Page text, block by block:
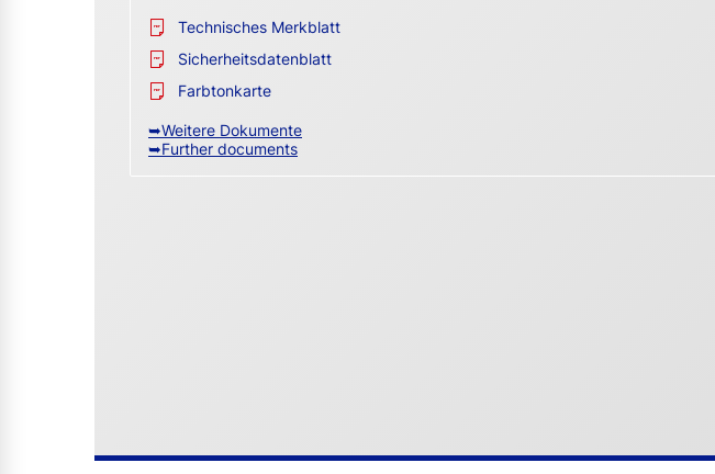
Technisches Merkblatt
Sicherheitsdatenblatt
Farbtonkarte
➥Weitere Dokumente
➥Further documents